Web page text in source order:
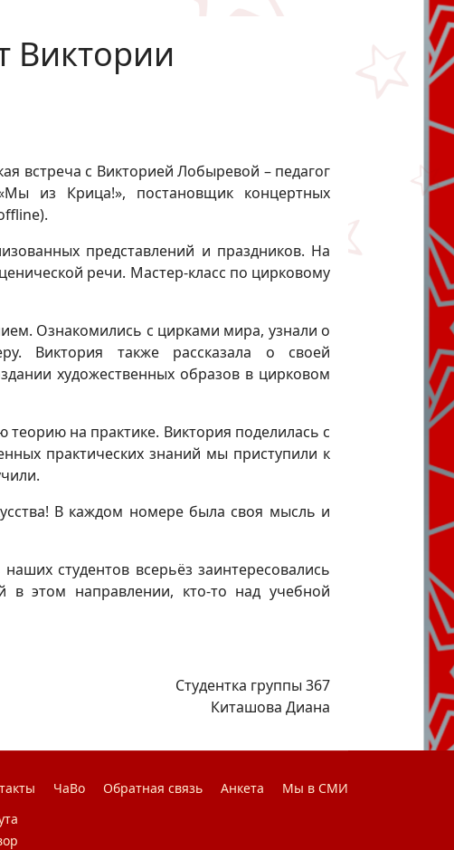
Виктории
встреча с Викторией Лобыревой – педагог
из Крица!», постановщик концертных
представлений и праздников. На
речи. Мастер-класс по цирковому
Ознакомились с цирками мира, узнали о
Виктория также рассказала о своей
художественных образов в цирковом
на практике. Виктория поделилась с
практических знаний мы приступили к
В каждом номере была своя мысль и
студентов всерьёз заинтересовались
в этом направлении, кто-то над учебной
Студентка группы 367
Киташова Диана
ЧаВо Обратная связь Анкета
Мы в СМИ